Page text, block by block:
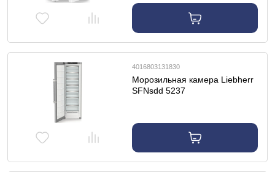
4016803131830
Морозильная камера Liebherr
SFNsdd 5237